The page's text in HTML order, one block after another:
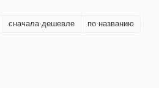
сначала дешевле по названию